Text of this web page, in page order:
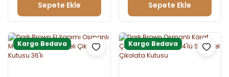
Sepete Ekle Sepete Ekle
Kargo Bedava Kargo Bedava